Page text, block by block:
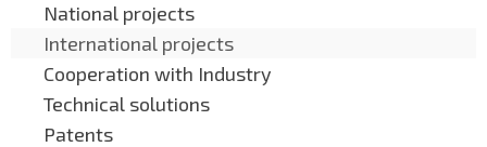
National projects
International projects
Cooperation with Industry
Technical solutions
Patents